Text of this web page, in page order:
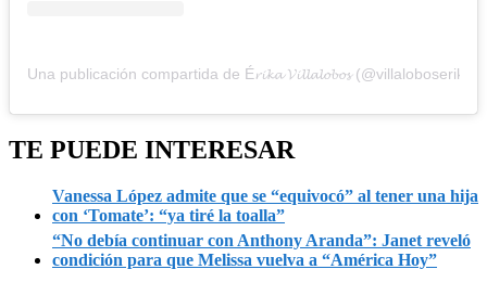
Una publicación compartida de É𝓻𝓲𝓴𝓪 𝓥𝓲𝓵𝓵𝓪𝓵𝓸𝓫𝓸𝓼 (@villaloboserika)
TE PUEDE INTERESAR
Vanessa López admite que se “equivocó” al tener una hija
con ‘Tomate’: “ya tiré la toalla”
“No debía continuar con Anthony Aranda”: Janet reveló
condición para que Melissa vuelva a “América Hoy”